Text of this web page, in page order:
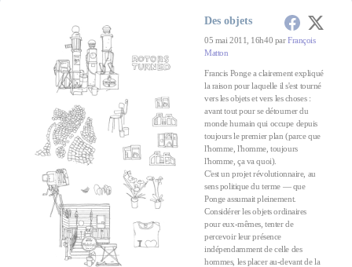
Des objets
05 mai 2011, 16h40 parFrançois
Matton
Francis Ponge a clairement expliqué
la raison pour laquelle il s'est tourné
vers les objets et vers les choses :
avant tout pour se détourner du
monde humain qui occupe depuis
toujours le premier plan (parce que
l'homme, l'homme, toujours
l'homme, ça va quoi).
C'est un projet révolutionnaire, au
sens politique du terme — que
Ponge assumait pleinement.
Considérer les objets ordinaires
pour eux-mêmes, tenter de
percevoir leur présence
indépendamment de celle des
hommes, les placer au-devant de la